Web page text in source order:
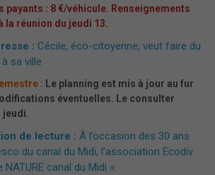
: 8 €/véhicule. Renseignements
la réunion du jeudi 13.
: Cécile, éco-citoyenne, veut faire du
sa ville
: Le planning est mis à jour au fur
éventuelles. Le consulter
jeudi.
de lecture : À l’occasion des 30 ans
du canal du Midi, l’association Ecodiv
canal du Midi ».